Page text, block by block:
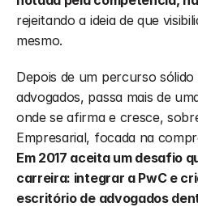
rejeitando a ideia de que
mesmo.
Depois de um percurso sólido
advogados, passa mais de
onde se afirma e cresce,
Em 2017 aceita um desafio
carreira: integrar a PwC e
escritório de advogados